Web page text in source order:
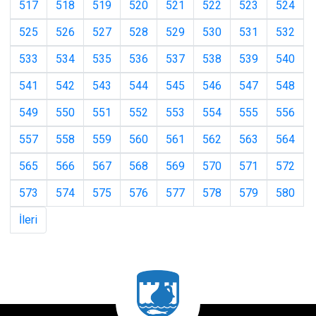
517 518 519 520 521 522 523
524
525
526 527 528 529 530 531
532
533
534 535 536 537 538 539
540
541
542 543 544 545 546 547
548
549
550 551 552 553 554 555
556
557
558 559 560 561 562 563
564
565
566 567 568 569 570 571
572
573
574 575 576 577 578 579
580
İleri